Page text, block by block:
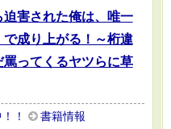
害された俺は、唯一
成り上がる！～桁違
ってくるヤツらに草
！ 書籍情報